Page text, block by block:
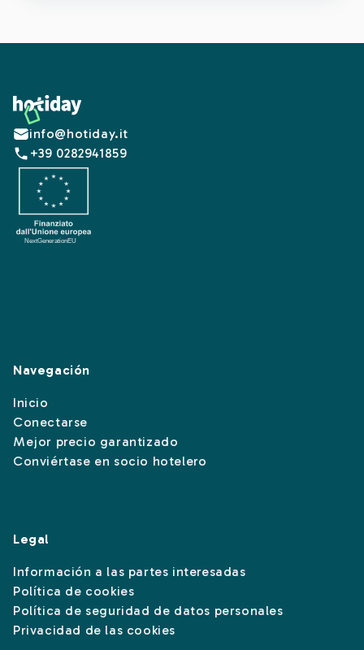
Footer
info@hotiday.it
+39 0282941859
Navegación
Inicio
Conectarse
Mejor precio garantizado
Conviértase en socio hotelero
Legal
Información a las partes interesadas
Política de cookies
Política de seguridad de datos personales
Privacidad de las cookies